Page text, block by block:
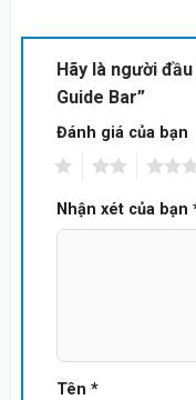
Hãy là người
Guide Bar”
Đánh giá của bạn
Nhận xét của bạn
Tên *